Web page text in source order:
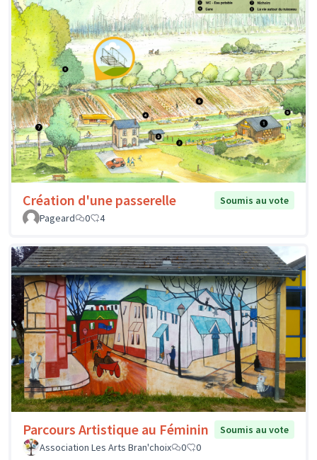
Création d'une passerelle
Soumis au vote
Pageard
0 4
Parcours Artistique au Féminin
Soumis au vote
Association Les Arts Bran'choix
0 0